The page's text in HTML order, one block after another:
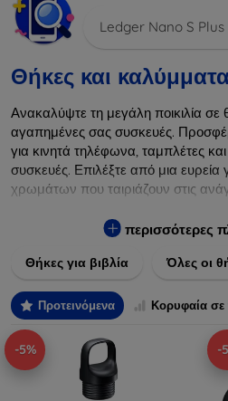
Ledger Nano S Plus
Θήκες και
Ανακαλύψτε τη μεγάλη ποικιλία σε
αγαπημένες σας συσκευές.
για κινητά τηλέφωνα, ταμπλέτες
συσκευές. Επιλέξτε από μια
χρωμάτων που ταιριάζουν στις
πτώσεις και άλλες φθορές, ενώ
και τη διάρκεια ζωής των
περισσότερες
Θήκες για βιβλία Όλες οι
Προτεινόμενα Κορυφαία σε
-5% -